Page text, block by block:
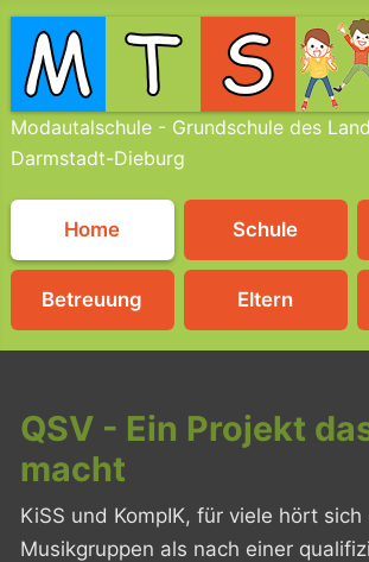
Modautalschule - Grundschule des
Darmstadt-Dieburg
Home Schule
Betreuung Eltern
QSV - Ein Projekt
macht
KiSS und KompIK, für viele hört
Musikgruppen als nach einer